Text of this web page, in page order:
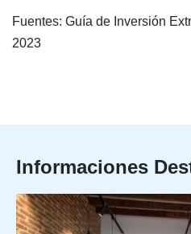
Fuentes: Guía de Inversión
2023
Informaciones